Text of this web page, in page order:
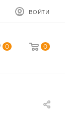
ВОЙТИ
0 0